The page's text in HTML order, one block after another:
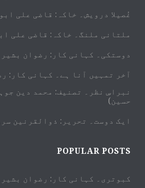
غُصیلا درویش۔ خاکہ: قاضی علی
ملتانی ملنگ۔ خاکہ: قاضی علی
دوستکی۔ کہانی کار: رضوان
آخر تمہیں آنا ہے۔ کہانی کار:
نبراسِ نظر۔ تصنیف: محمد دین
حسین)
ایک دوست۔ تحریر: ذوالقرنین
POPULAR POSTS
کبوتری۔ کہانی کار: رضوان